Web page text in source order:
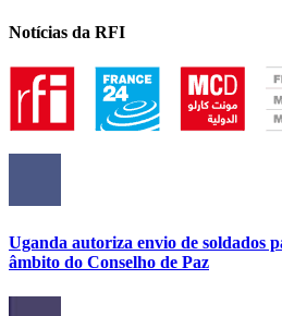
Notícias da RFI
Uganda autoriza envio de soldados
âmbito do Conselho de Paz